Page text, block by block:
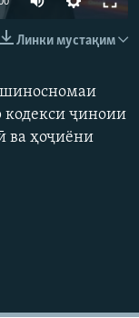
Линки мустақим
шиносномаи
кодекси ҷиноии
ва ҳоҷиёни